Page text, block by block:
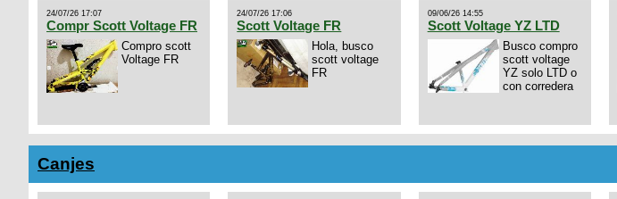
24/07/26 17:07
Compr Scott Voltage FR
Compro scott
Voltage FR
24/07/26 17:06
Scott Voltage FR
Hola, busco
scott voltage
FR
09/06/26 14:55
Scott Voltage YZ LTD
Busco compro
scott voltage
YZ solo LTD o
con corredera
Canjes